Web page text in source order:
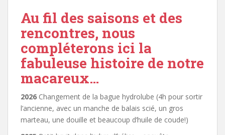
Au fil des saisons et des
rencontres, nous
compléterons ici la
fabuleuse histoire de notre
macareux…
2026 Changement de la bague hydrolube (4h pour sortir
l’ancienne, avec un manche de balais scié, un gros
marteau, une douille et beaucoup d’huile de coude!)